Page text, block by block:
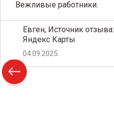
Вежливые работники.
Евген, Источник отзыва:
Яндекс Карты
04.09.2025